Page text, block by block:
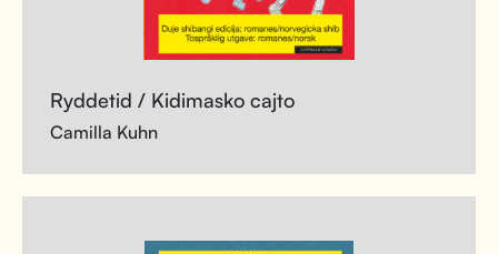
Ryddetid / Kidimasko cajto
Camilla Kuhn